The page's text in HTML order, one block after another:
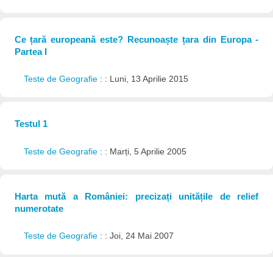
Ce țară europeană este? Recunoaște țara din Europa -
Partea I
Teste de Geografie : : Luni, 13 Aprilie 2015
Testul 1
Teste de Geografie : : Marți, 5 Aprilie 2005
Harta mută a României: precizați unitățile de relief
numerotate
Teste de Geografie : : Joi, 24 Mai 2007